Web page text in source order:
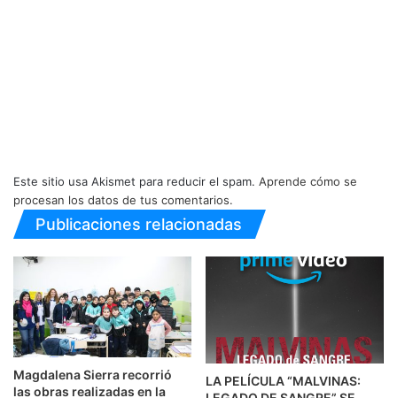
Este sitio usa Akismet para reducir el spam. Aprende cómo se
procesan los datos de tus comentarios.
Publicaciones relacionadas
Magdalena Sierra recorrió
las obras realizadas en la
LA PELÍCULA “MALVINAS: